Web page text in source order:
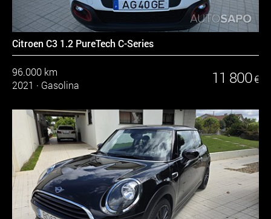
Citroen C3 1.2 PureTech C-Series
96.000 km
2021 · Gasolina 11 800 €